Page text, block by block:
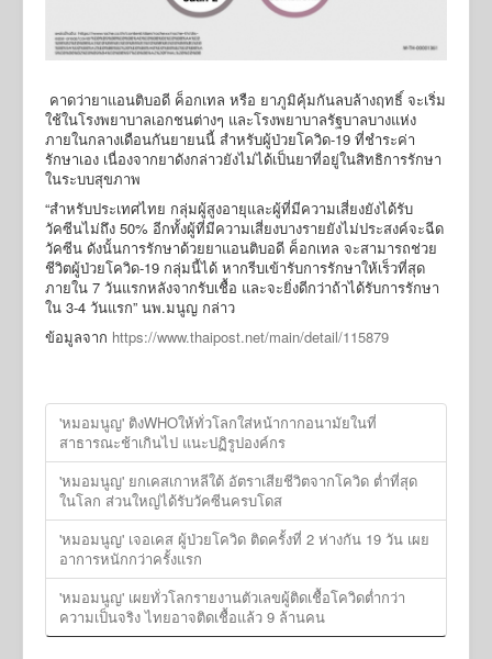
คาดว่ายาแอนติบอดี ค็อกเทล หรือ ยาภูมิคุ้มกันลบล้างฤทธิ์ จะเริ่ม
ใช้ในโรงพยาบาลเอกชนต่างๆ และโรงพยาบาลรัฐบาลบางแห่ง
ภายในกลางเดือนกันยายนนี้ สำหรับผู้ป่วยโควิด-19 ที่ชำระค่า
รักษาเอง เนื่องจากยาดังกล่าวยังไม่ได้เป็นยาที่อยู่ในสิทธิการรักษา
ในระบบสุขภาพ
“สำหรับประเทศไทย กลุ่มผู้สูงอายุและผู้ที่มีความเสี่ยงยังได้รับ
วัคซีนไม่ถึง 50% อีกทั้งผู้ที่มีความเสี่ยงบางรายยังไม่ประสงค์จะฉีด
วัคซีน ดังนั้นการรักษาด้วยยาแอนติบอดี ค็อกเทล จะสามารถช่วย
ชีวิตผู้ป่วยโควิด-19 กลุ่มนี้ได้ หากรีบเข้ารับการรักษาให้เร็วที่สุด
ภายใน 7 วันแรกหลังจากรับเชื้อ และจะยิ่งดีกว่าถ้าได้รับการรักษา
ใน 3-4 วันแรก” นพ.มนูญ กล่าว
ข้อมูลจาก https://www.thaipost.net/main/detail/115879
'หมอมนูญ' ติงWHOให้ทั่วโลกใส่หน้ากากอนามัยในที่
สาธารณะช้าเกินไป แนะปฏิรูปองค์กร
'หมอมนูญ' ยกเคสเกาหลีใต้ อัตราเสียชีวิตจากโควิด ต่ำที่สุด
ในโลก ส่วนใหญ่ได้รับวัคซีนครบโดส
'หมอมนูญ' เจอเคส ผู้ป่วยโควิด ติดครั้งที่ 2 ห่างกัน 19 วัน เผย
อาการหนักกว่าครั้งแรก
'หมอมนูญ' เผยทั่วโลกรายงานตัวเลขผู้ติดเชื้อโควิดต่ำกว่า
ความเป็นจริง ไทยอาจติดเชื้อแล้ว 9 ล้านคน